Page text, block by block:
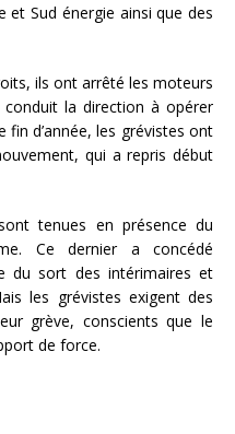
et Sud énergie ainsi que des
ils ont arrêté les moteurs
la direction à opérer
d’année, les grévistes ont
qui a repris début
tenues en présence du
Ce dernier a concédé
du sort des intérimaires et
les grévistes exigent des
grève, conscients que le
de force.